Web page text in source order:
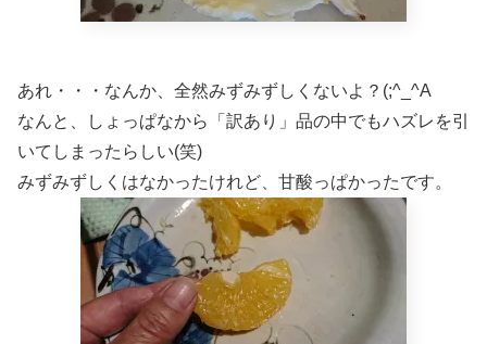
あれ・・・なんか、全然みずみずしくないよ？(;^_^A
なんと、しょっぱなから「訳あり」品の中でもハズレを引
いてしまったらしい(笑)
みずみずしくはなかったけれど、甘酸っぱかったです。